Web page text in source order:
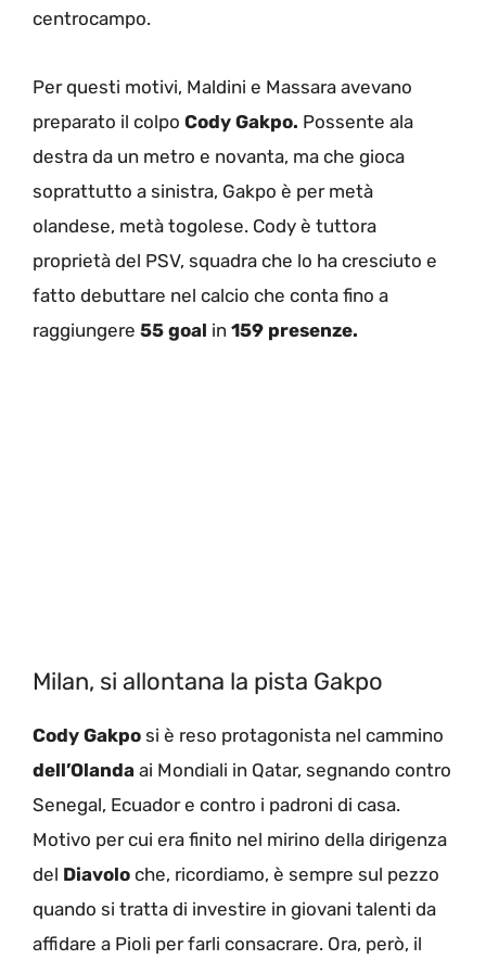
centrocampo.
Per questi motivi, Maldini e Massara avevano
preparato il colpo Cody Gakpo. Possente ala
destra da un metro e novanta, ma che gioca
soprattutto a sinistra, Gakpo è per metà
olandese, metà togolese. Cody è tuttora
proprietà del PSV, squadra che lo ha cresciuto e
fatto debuttare nel calcio che conta fino a
raggiungere 55 goal in 159 presenze.
Milan, si allontana la pista Gakpo
Cody Gakpo si è reso protagonista nel cammino
dell’Olanda ai Mondiali in Qatar, segnando contro
Senegal, Ecuador e contro i padroni di casa.
Motivo per cui era finito nel mirino della dirigenza
del Diavolo che, ricordiamo, è sempre sul pezzo
quando si tratta di investire in giovani talenti da
affidare a Pioli per farli consacrare. Ora, però, il